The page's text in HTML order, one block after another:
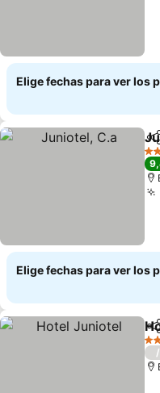
Elige fechas para ver los
5
Elige fechas para ver los
5
/